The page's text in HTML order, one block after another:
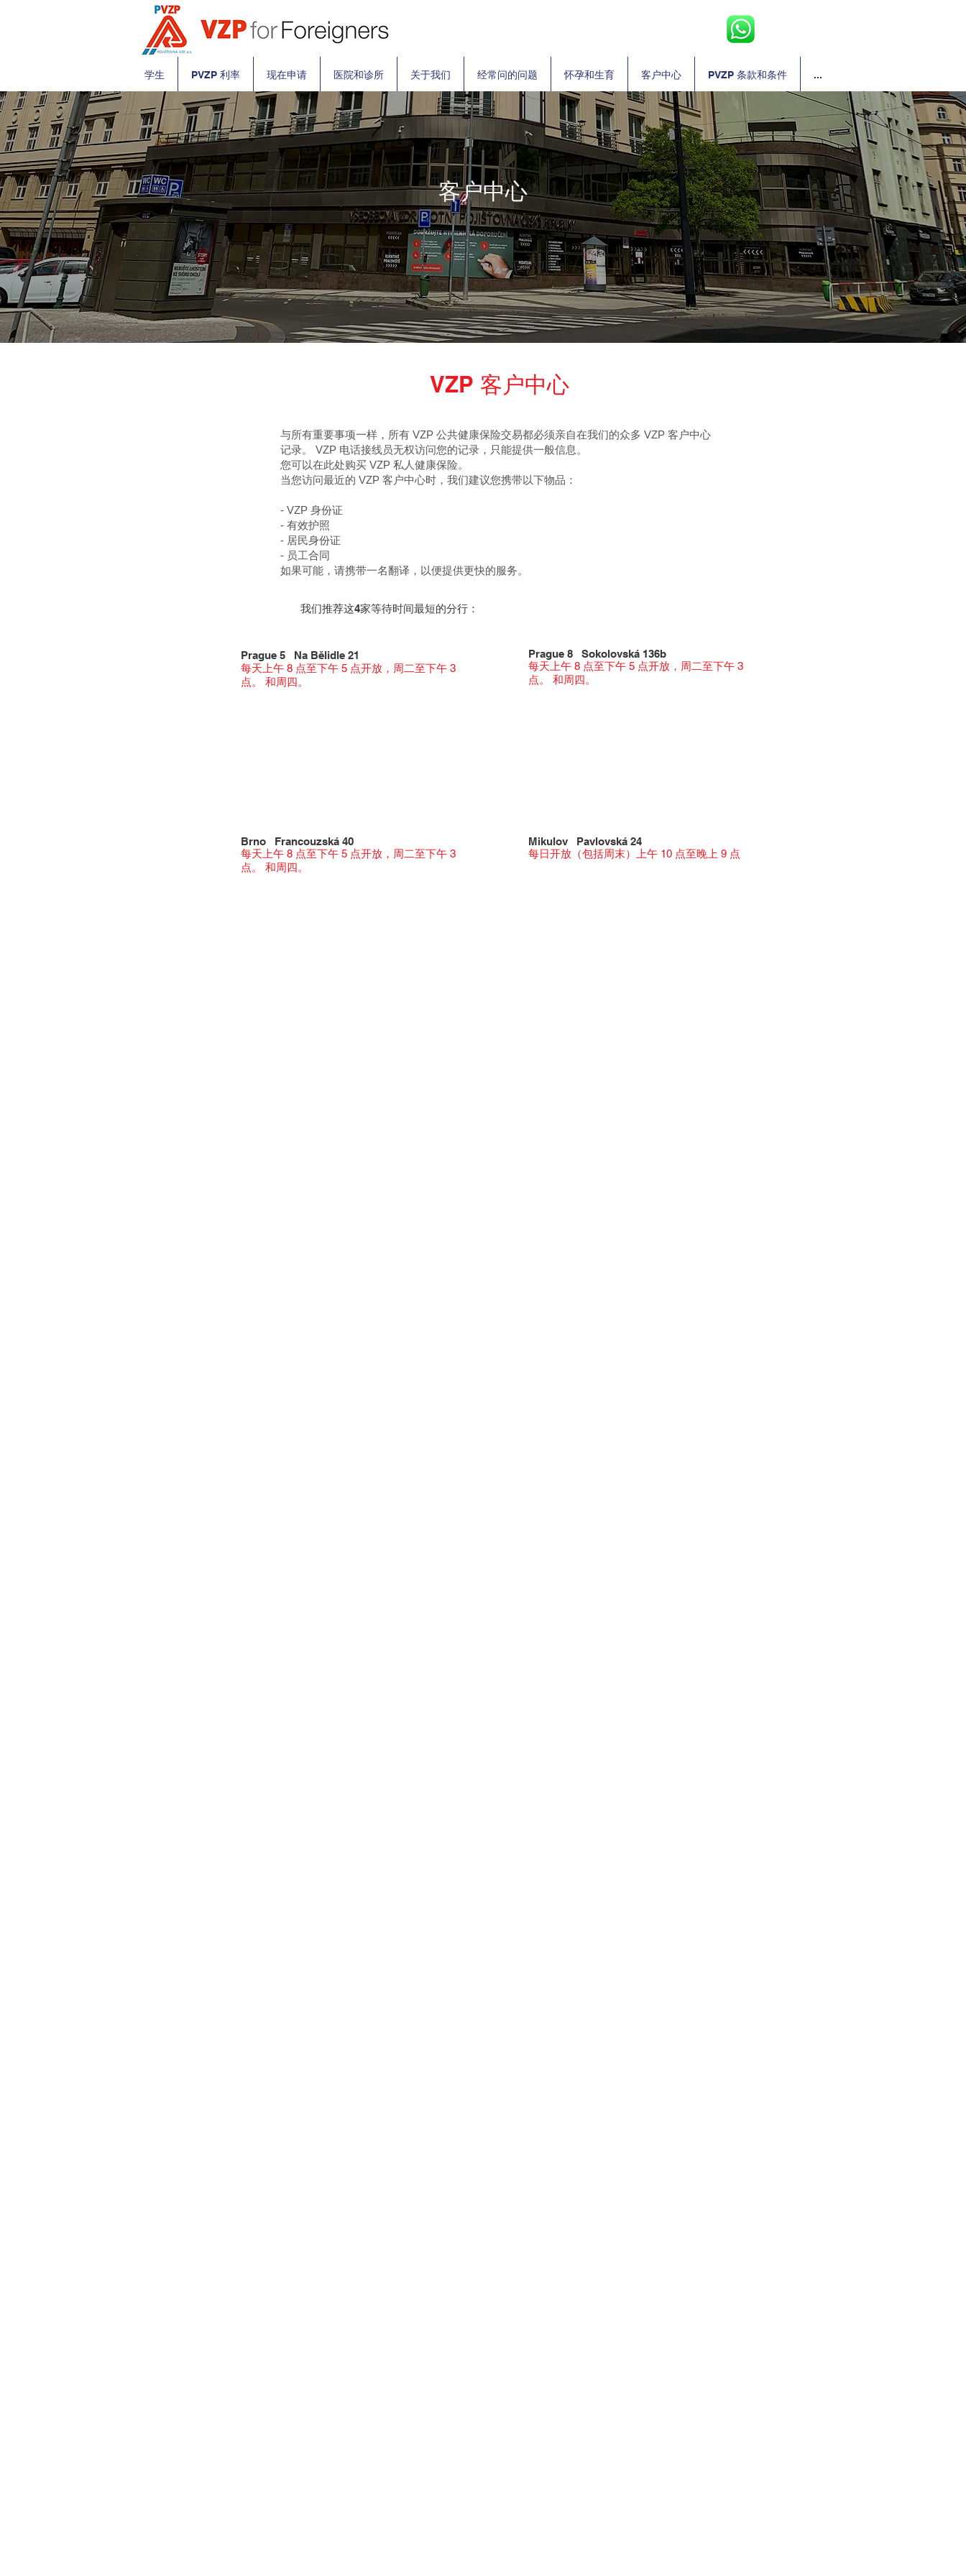
学生 PVZP 利率 现在申请 医院和诊所 关于我们 经常问的问题 怀孕和生育 客户中心 PVZP 条款和条件 ...
客户中心
VZP 客户中心
与所有重要事项一样，所有 VZP 公共健康保险交易都必须亲自在我们的众多 VZP 客户中心
记录。 VZP 电话接线员无权访问您的记录，只能提供一般信息。
您可以在此处购买 VZP 私人健康保险。
当您访问最近的 VZP 客户中心时，我们建议您携带以下物品：
- VZP 身份证
- 有效护照
- 居民身份证
- 员工合同
如果可能，请携带一名翻译，以便提供更快的服务。
我们推荐这4家等待时间最短的分行：
Prague 5 Na Bělidle 21
每天上午 8 点至下午 5 点开放，周二至下午 3
点。 和周四。
Prague 8 Sokolovská 136b
每天上午 8 点至下午 5 点开放，周二至下午 3
点。 和周四。
Brno Francouzská 40
每天上午 8 点至下午 5 点开放，周二至下午 3
点。 和周四。
Mikulov Pavlovská 24
每日开放（包括周末）上午 10 点至晚上 9 点